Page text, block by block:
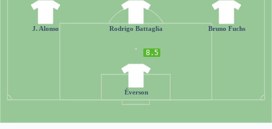
8.5
Éverson
J. Alonso Rodrigo Battaglia Bruno Fuchs